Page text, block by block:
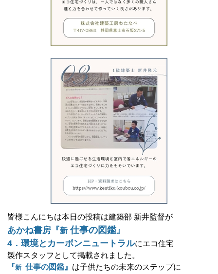
皆様こんにちは本日の投稿は建築部 新井監督が
あかね書房『新 仕事の図鑑』
4．環境とカーボンニュートラルにエコ住宅
製作スタッフとして掲載されました。
『新 仕事の図鑑』 は子供たちの未来のステップに